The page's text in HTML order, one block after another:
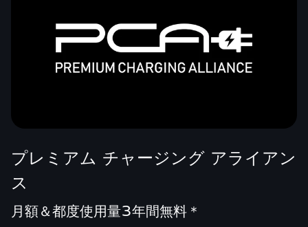
プレミアム チャージング アライアン
ス
月額＆都度使用量3年間無料＊